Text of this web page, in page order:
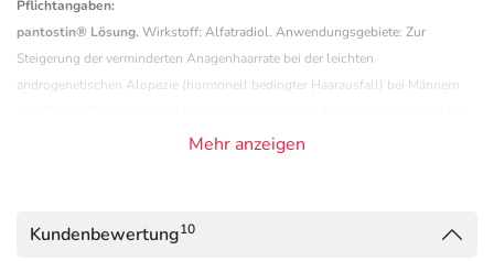
Pflichtangaben:
pantostin® Lösung.Wirkstoff: Alfatradiol. Anwendungsgebiete: Zur
Steigerung der verminderten Anagenhaarrate bei der leichten
androgenetischen Alopezie (hormonell bedingter Haarausfall) bei Männern
und fragen Sie Ihre Ärztin, Ihren Arzt oder in Ihrer Apotheke. MERZ
Erwachsene:
Mehr anzeigen
Kundenbewertung10